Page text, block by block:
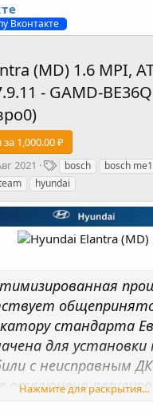
Вконтакте
(MD) 1.6 MPI,
- GAMD-
1,000.00 ₽
2021
Т
е
г
и
bosch
bosch
hyundai
стандарта
для установки
с неисправным
отключено
Нажмите для раскрытия...